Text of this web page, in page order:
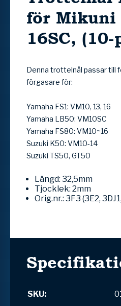
för Mikuni
16SC, (10-
Denna trottelnål passar till
förgasare för:
Yamaha FS1: VM10, 13, 16
Yamaha LB50: VM10SC
Yamaha FS80: VM10~16
Suzuki K50: VM10-14
Suzuki TS50, GT50
Längd: 32,5mm
Tjocklek: 2mm
Orig.nr.: 3F3 (3E2,
SKU: